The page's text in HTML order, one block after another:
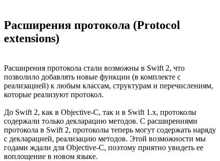
Расширения протокола (Protocol
extensions)
Расширения протокола стали возможны в Swift 2, что
позволило добавлять новые функции (в комплекте с
реализацией) к любым классам, структурам и перечислениям,
которые реализуют протокол.
До Swift 2, как в Objective-C, так и в Swift 1.x, протоколы
содержали только декларацию методов. С расширениями
протокола в Swift 2, протоколы теперь могут содержать наряду
с декларацией, реализацию методов. Этой возможности мы
годами ждали для Objective-C, поэтому приятно увидеть ее
воплощение в новом языке.